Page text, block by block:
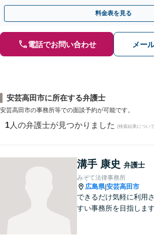
掛けています【土日祝／夜間対応可】【当日／電
料金表を見る
電話でお問い合わせ メー
安芸高田市に所在する弁護士
安芸高田市の事務所等での面談予約が可能です。
1 人の弁護士が見つかりました (検索結果につい
溝手 康史 弁護士
みぞて法律事務所
広島県|安芸高田市
できるだけ気軽に利用
すい事務所を目指します